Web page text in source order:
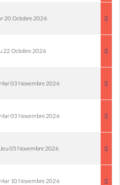
20 Octobre 2026
22 Octobre 2026
03 Novembre 2026
03 Novembre 2026
05 Novembre 2026
10 Novembre 2026